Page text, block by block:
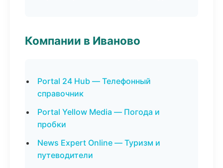
Компании в Иваново
Portal 24 Hub — Телефонный
справочник
Portal Yellow Media — Погода и
пробки
News Expert Online — Туризм и
путеводители